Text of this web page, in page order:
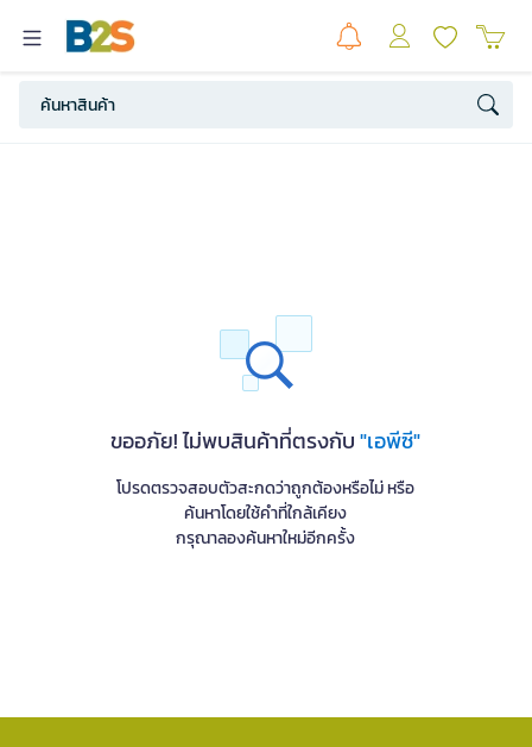
ขออภัย! ไม่พบสินค้าที่ตรงกับ"เอพีซี"
โปรดตรวจสอบตัวสะกดว่าถูกต้องหรือไม่ หรือ
ค้นหาโดยใช้คำที่ใกล้เคียง
กรุณาลองค้นหาใหม่อีกครั้ง